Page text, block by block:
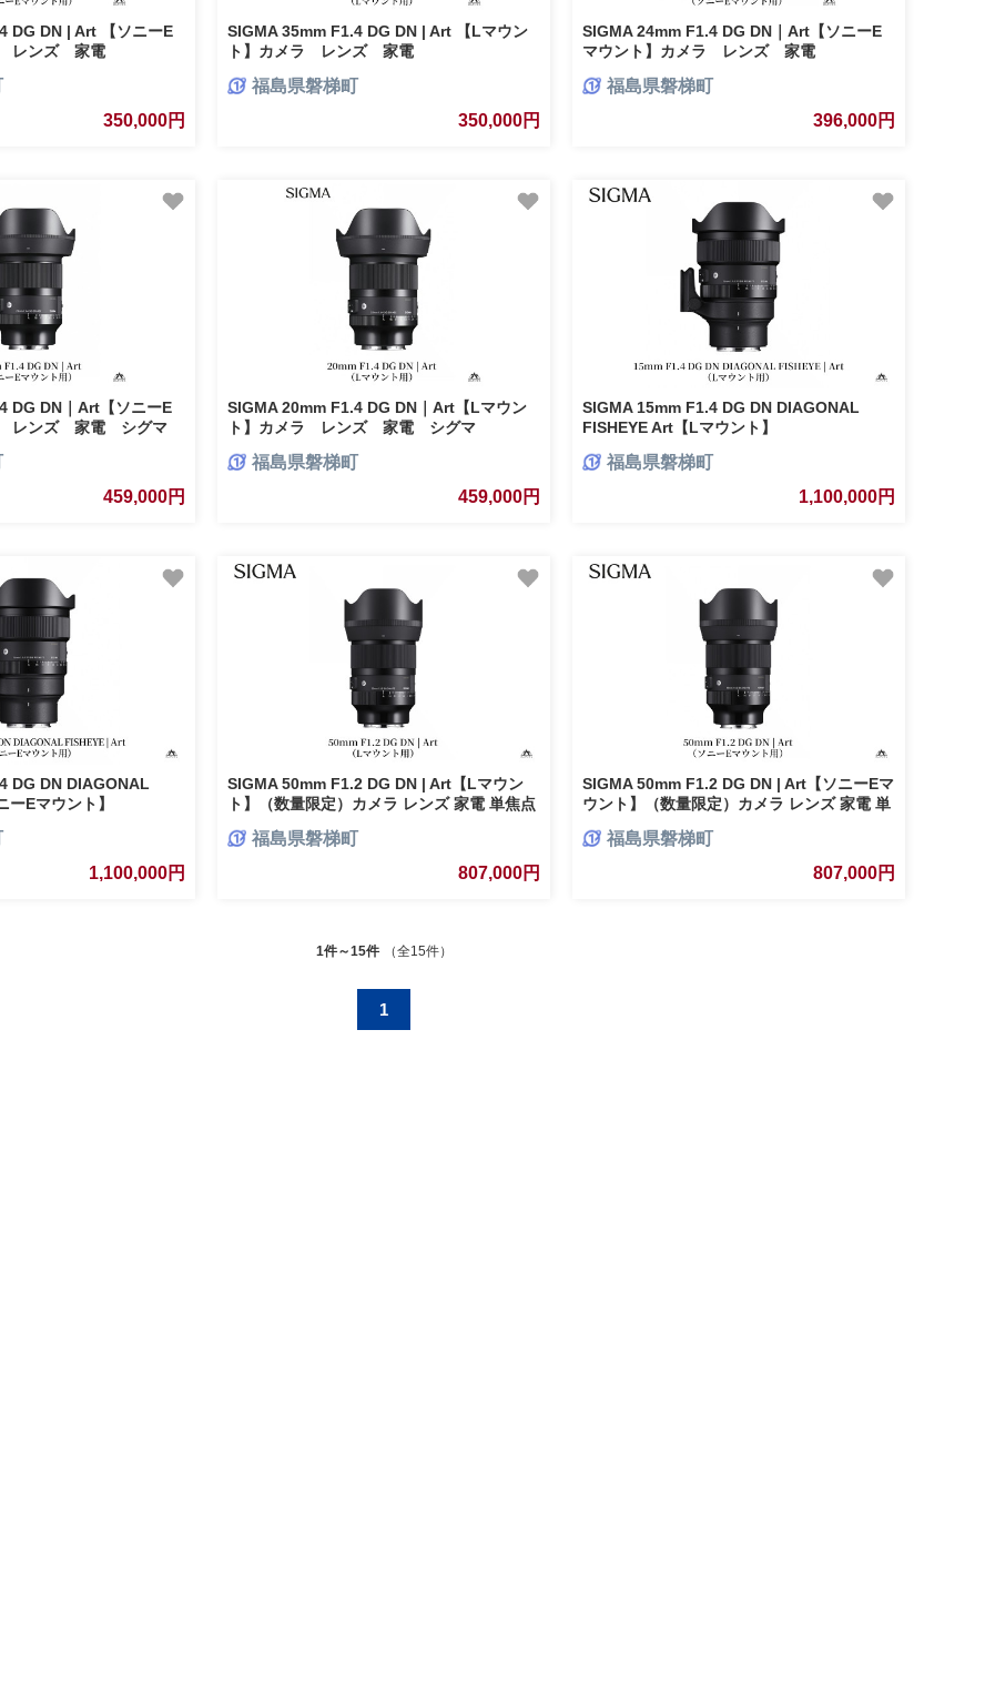
DG DN | Art 【ソニーE
レンズ 家電
350,000円
SIGMA 35mm F1.4 DG DN | Art 【Lマウン
ト】カメラ レンズ 家電
福島県磐梯町
350,000円
SIGMA 24mm F1.4 DG DN｜Art【ソニーE
マウント】カメラ レンズ 家電
福島県磐梯町
396,000円
DG DN｜Art【ソニーE
レンズ 家電 シグマ
459,000円
SIGMA 20mm F1.4 DG DN｜Art【Lマウン
ト】カメラ レンズ 家電 シグマ
福島県磐梯町
459,000円
SIGMA 15mm F1.4 DG DN DIAGONAL
FISHEYE Art【Lマウント】
福島県磐梯町
1,100,000円
DG DN DIAGONAL
ーEマウント】
1,100,000円
SIGMA 50mm F1.2 DG DN | Art【Lマウン
ト】（数量限定）カメラ レンズ 家電 単焦点
福島県磐梯町
807,000円
SIGMA 50mm F1.2 DG DN | Art【ソニーEマ
ウント】（数量限定）カメラ レンズ 家電 単
福島県磐梯町
807,000円
1件～15件 （全15件）
1